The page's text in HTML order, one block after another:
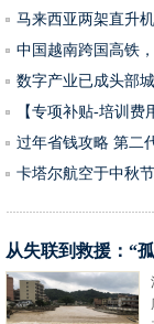
马来西亚两架直升
中国越南跨国高铁
数字产业已成头部
【专项补贴-培训费
过年省钱攻略 第二
卡塔尔航空于中秋
从失联到救援：“